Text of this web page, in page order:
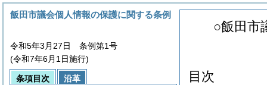
○飯田市
目次
飯田市議会個人情報の保護に関する条例
令和5年3月27日 条例第1号
(令和7年6月1日施行)
条項目次
沿革